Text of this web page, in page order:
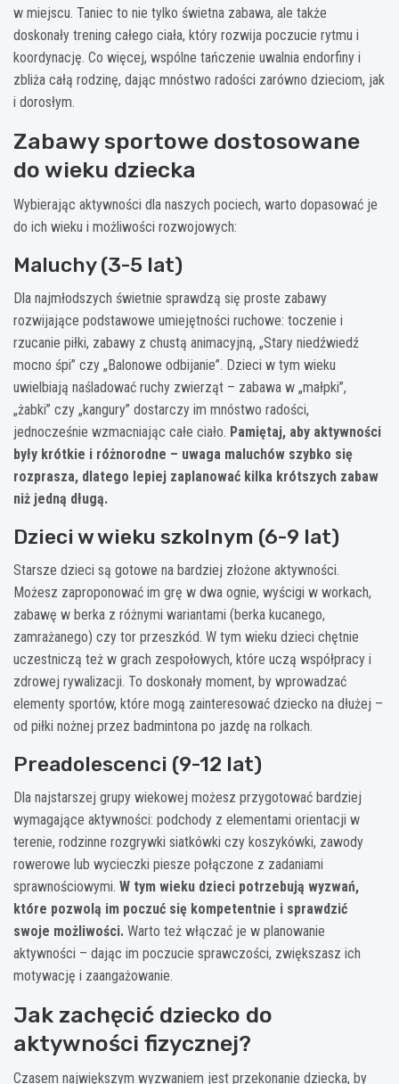
w miejscu. Taniec to nie tylko świetna zabawa, ale także
doskonały trening całego ciała, który rozwija poczucie rytmu i
koordynację. Co więcej, wspólne tańczenie uwalnia endorfiny i
zbliża całą rodzinę, dając mnóstwo radości zarówno dzieciom, jak
i dorosłym.
Zabawy sportowe dostosowane
do wieku dziecka
Wybierając aktywności dla naszych pociech, warto dopasować je
do ich wieku i możliwości rozwojowych:
Maluchy (3-5 lat)
Dla najmłodszych świetnie sprawdzą się proste zabawy
rozwijające podstawowe umiejętności ruchowe: toczenie i
rzucanie piłki, zabawy z chustą animacyjną, „Stary niedźwiedź
mocno śpi” czy „Balonowe odbijanie”. Dzieci w tym wieku
uwielbiają naśladować ruchy zwierząt – zabawa w „małpki”,
„żabki” czy „kangury” dostarczy im mnóstwo radości,
jednocześnie wzmacniając całe ciało. Pamiętaj, aby aktywności
były krótkie i różnorodne – uwaga maluchów szybko się
rozprasza, dlatego lepiej zaplanować kilka krótszych zabaw
niż jedną długą.
Dzieci w wieku szkolnym (6-9 lat)
Starsze dzieci są gotowe na bardziej złożone aktywności.
Możesz zaproponować im grę w dwa ognie, wyścigi w workach,
zabawę w berka z różnymi wariantami (berka kucanego,
zamrażanego) czy tor przeszkód. W tym wieku dzieci chętnie
uczestniczą też w grach zespołowych, które uczą współpracy i
zdrowej rywalizacji. To doskonały moment, by wprowadzać
elementy sportów, które mogą zainteresować dziecko na dłużej –
od piłki nożnej przez badmintona po jazdę na rolkach.
Preadolescenci (9-12 lat)
Dla najstarszej grupy wiekowej możesz przygotować bardziej
wymagające aktywności: podchody z elementami orientacji w
terenie, rodzinne rozgrywki siatkówki czy koszykówki, zawody
rowerowe lub wycieczki piesze połączone z zadaniami
sprawnościowymi. W tym wieku dzieci potrzebują wyzwań,
które pozwolą im poczuć się kompetentnie i sprawdzić
swoje możliwości. Warto też włączać je w planowanie
aktywności – dając im poczucie sprawczości, zwiększasz ich
motywację i zaangażowanie.
Jak zachęcić dziecko do
aktywności fizycznej?
Czasem największym wyzwaniem jest przekonanie dziecka, by